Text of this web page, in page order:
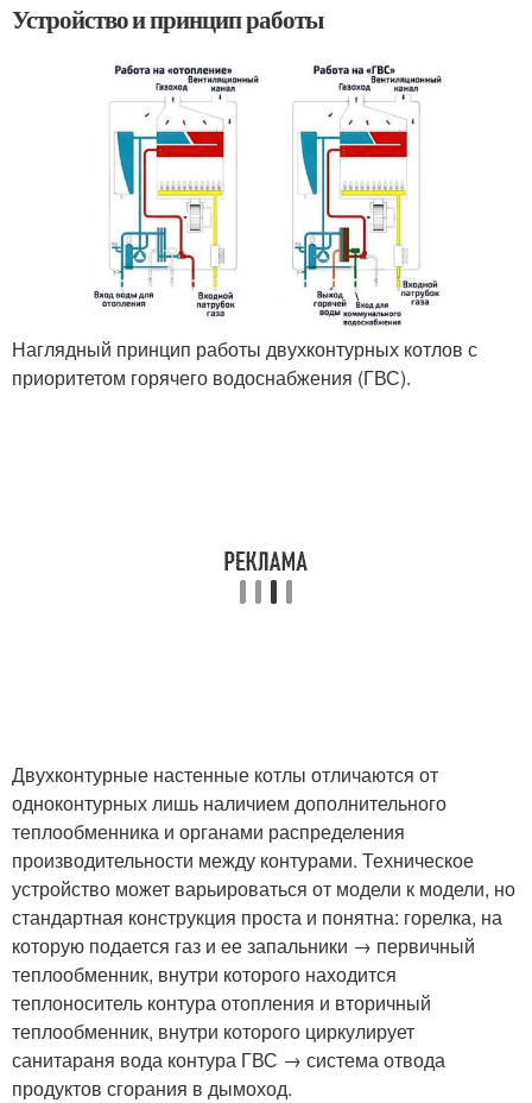
Устройство и принцип работы
Наглядный принцип работы двухконтурных котлов с
приоритетом горячего водоснабжения (ГВС).
Двухконтурные настенные котлы отличаются от
одноконтурных лишь наличием дополнительного
теплообменника и органами распределения
производительности между контурами. Техническое
устройство может варьироваться от модели к модели, но
стандартная конструкция проста и понятна: горелка, на
которую подается газ и ее запальники → первичный
теплообменник, внутри которого находится
теплоноситель контура отопления и вторичный
теплообменник, внутри которого циркулирует
санитараня вода контура ГВС → система отвода
продуктов сгорания в дымоход.